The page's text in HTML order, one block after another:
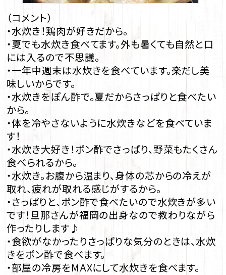
（コメント）
・水炊き！鶏肉が好きだから。
・夏でも水炊き食べてます。外も暑くても自然と口
には入るので不思議。
・一年中週末は水炊きを食べています。楽だし美
味しいからです。
・水炊きをぽん酢で。夏だからさっぱりと食べたい
から。
・体を冷やさないように水炊きなどを食べていま
す！
・水炊き大好き！ポン酢でさっぱり、野菜もたくさん
食べられるから。
・水炊き。お腹から温まり、身体の芯からの冷えが
取れ、疲れが取れる感じがするから。
・さっぱりと、ポン酢で食べたいので水炊きが多い
です！旦那さんが福岡の出身なので教わりながら
作ったりします♪
・食欲がなかったりさっぱりな気分のときは、水炊
きをポン酢で食べます。
・部屋の冷房をMAXにして水炊きを食べます。